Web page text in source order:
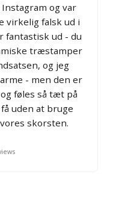
og var
virkelig falsk ud i
fantastisk ud - du
træstamper
og jeg
- men den er
føles så tæt på
uden at bruge
skorsten.